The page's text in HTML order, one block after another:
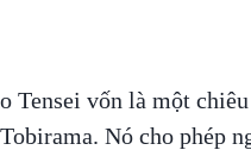
Tensei vốn là một
Nó cho phép